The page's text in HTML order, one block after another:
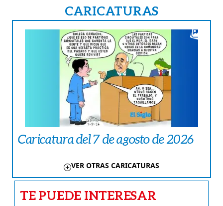
CARICATURAS
Caricatura del 7 de agosto de 2026
VER OTRAS CARICATURAS
TE PUEDE INTERESAR